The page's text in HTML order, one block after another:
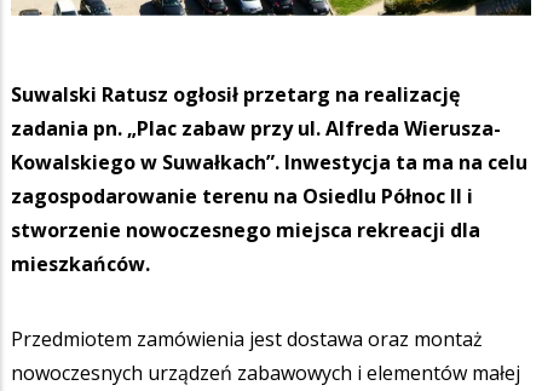
Suwalski Ratusz ogłosił przetarg na realizację
zadania pn. „Plac zabaw przy ul. Alfreda Wierusza-
Kowalskiego w Suwałkach”. Inwestycja ta ma na celu
zagospodarowanie terenu na Osiedlu Północ II i
stworzenie nowoczesnego miejsca rekreacji dla
mieszkańców.
Przedmiotem zamówienia jest dostawa oraz montaż
nowoczesnych urządzeń zabawowych i elementów małej